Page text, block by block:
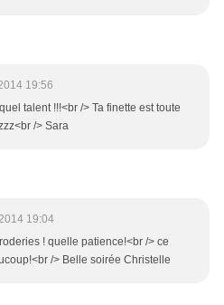
19:56
talent !!!<br /> Ta finette est toute
/> Sara
19:04
! quelle patience!<br /> ce
/> Belle soirée Christelle